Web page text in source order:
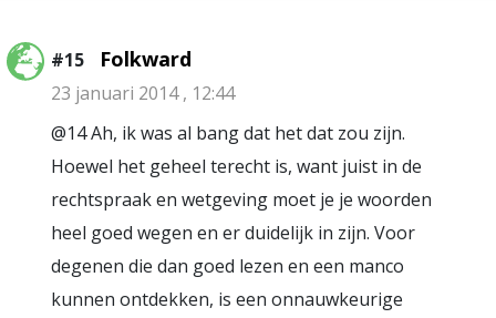
#15 Folkward
23 januari 2014 , 12:44
@14 Ah, ik was al bang dat het dat zou zijn.
Hoewel het geheel terecht is, want juist in de
rechtspraak en wetgeving moet je je woorden
heel goed wegen en er duidelijk in zijn. Voor
degenen die dan goed lezen en een manco
kunnen ontdekken, is een onnauwkeurige